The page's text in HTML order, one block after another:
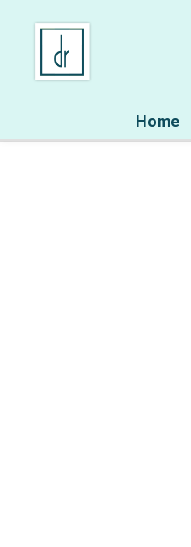
Hauptnavigation springen
Home